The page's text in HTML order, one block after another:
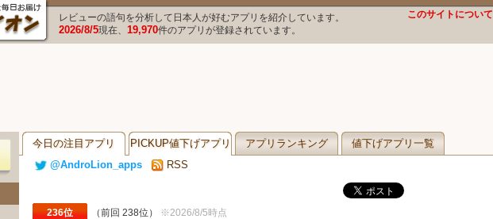
レビューの語句を分析して日本人が好むアプリを紹介しています。
2026/8/5現在、 19,970件のアプリが登録されています。
このサイトについて
今日の注目アプリ PICKUP値下げアプリ アプリランキング
値下げアプリ一覧
@AndroLion_apps
RSS
236位 （前回 238位） ※2026/8/5時点